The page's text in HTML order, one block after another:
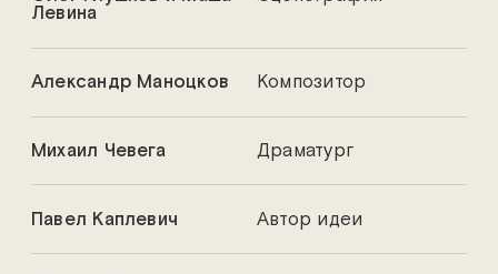
Левина
Александр Маноцков Композитор
Михаил Чевега Драматург
Павел Каплевич Автор идеи